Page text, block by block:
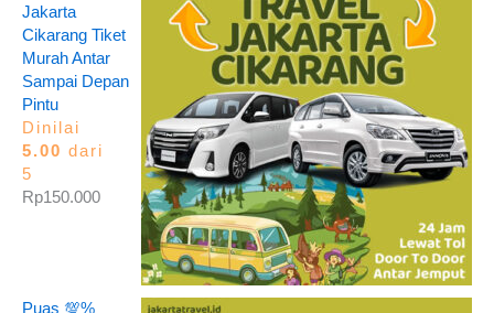
Jakarta
Cikarang Tiket
Murah Antar
Sampai Depan
Pintu
Dinilai
5.00 dari
5
Rp150.000
Puas 💯%